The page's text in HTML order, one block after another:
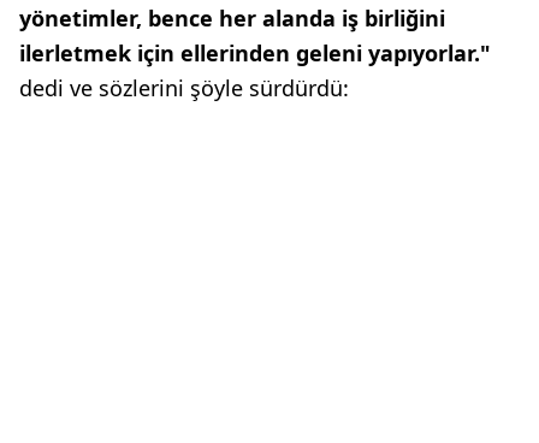
yönetimler, bence her alanda iş birliğini
ilerletmek için ellerinden geleni yapıyorlar."
dedi ve sözlerini şöyle sürdürdü: